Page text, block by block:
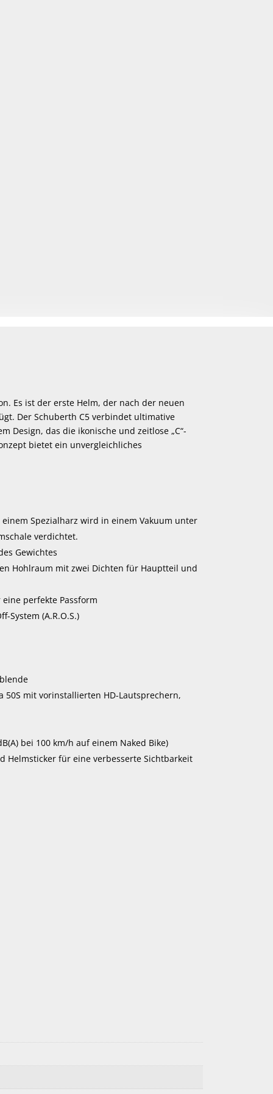
Es ist der erste Helm, der nach der neuen
Der Schuberth C5 verbindet ultimative
Design, das die ikonische und zeitlose „C“-
bietet ein unvergleichliches
Spezialharz wird in einem Vakuum unter
verdichtet.
Gewichtes
Hohlraum mit zwei Dichten für Hauptteil und
perfekte Passform
(A.R.O.S.)
50S mit vorinstallierten HD-Lautsprechern,
bei 100 km/h auf einem Naked Bike)
Helmsticker für eine verbesserte Sichtbarkeit